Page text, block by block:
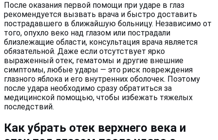
После оказания первой помощи при ударе в глаз
рекомендуется вызвать врача и быстро доставить
пострадавшего в ближайшую больницу. Независимо от
того, опухло веко над глазом или пострадали
близлежащие области, консультация врача является
обязательной. Даже если отсутствует ярко
выраженный отек, гематомы и другие внешние
симптомы, любые удары — это риск повреждения
глазного яблока и его внутренних оболочек. Поэтому
после удара необходимо сразу обратиться за
медицинской помощью, чтобы избежать тяжелых
последствий.
Как убрать отек верхнего века и